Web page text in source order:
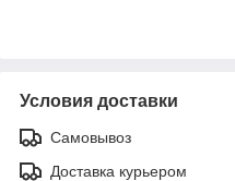
Условия доставки
Самовывоз
Доставка курьером